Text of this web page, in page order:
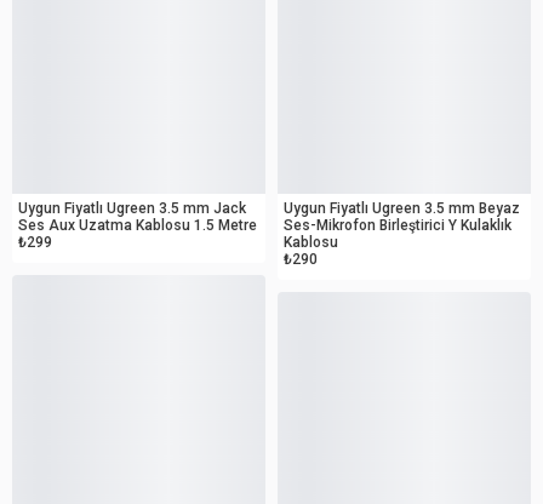
Uygun Fiyatlı Ugreen 3.5 mm Jack
Ses Aux Uzatma Kablosu 1.5 Metre
₺299
Uygun Fiyatlı Ugreen 3.5 mm Beyaz
Ses-Mikrofon Birleştirici Y Kulaklık
Kablosu
₺290